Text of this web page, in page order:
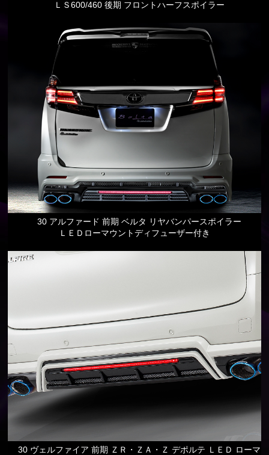
ＬＳ600/460 後期 フロントハーフスポイラー
30 アルファード 前期 ベルタ リヤバンパースポイラー
ＬＥＤローマウントディフューザー付き
30 ヴェルファイア 前期 ＺＲ・ＺＡ・Ｚ デポルテ ＬＥＤ ローマ